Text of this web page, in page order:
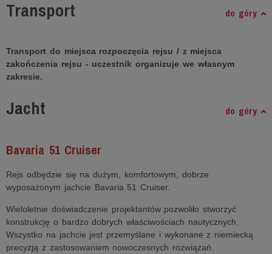
Transport do góry
Transport do miejsca rozpoczęcia rejsu / z miejsca
zakończenia rejsu - uczestnik organizuje we własnym
zakresie.
Jacht do góry
Bavaria 51 Cruiser
Rejs odbędzie się na dużym, komfortowym, dobrze
wyposażonym jachcie Bavaria 51 Cruiser.
Wieloletnie doświadczenie projektantów pozwoliło stworzyć
konstrukcję o bardzo dobrych właściwościach nautycznych.
Wszystko na jachcie jest przemyślane i wykonane z niemiecką
precyzją z zastosowaniem nowoczesnych rozwiązań.